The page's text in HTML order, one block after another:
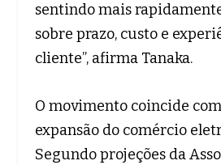
sentindo mais
sobre prazo, custo e
cliente”, afirma Tanaka.
O movimento coincide
expansão do comércio
Segundo projeções da